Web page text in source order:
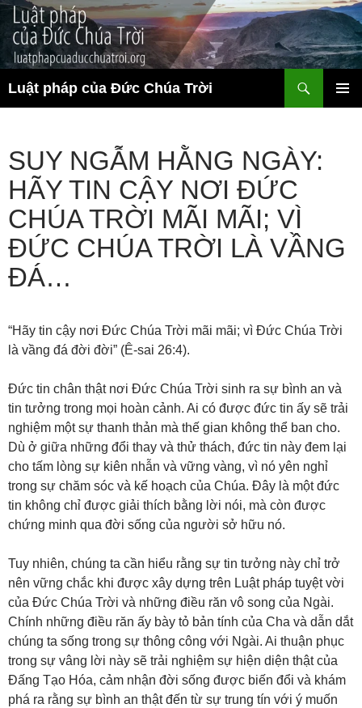
Chuyển
đến
nội
dung
Luật pháp của Đức Chúa Trời
kiếm
SUY NGẪM HẰNG NGÀY:
HÃY TIN CẬY NƠI ĐỨC
CHÚA TRỜI MÃI MÃI; VÌ
ĐỨC CHÚA TRỜI LÀ VẦNG
ĐÁ…
“Hãy tin cậy nơi Đức Chúa Trời mãi mãi; vì Đức Chúa Trời
là vầng đá đời đời” (Ê-sai 26:4).
Đức tin chân thật nơi Đức Chúa Trời sinh ra sự bình an và
tin tưởng trong mọi hoàn cảnh. Ai có được đức tin ấy sẽ trải
nghiệm một sự thanh thản mà thế gian không thể ban cho.
Dù ở giữa những đổi thay và thử thách, đức tin này đem lại
cho tấm lòng sự kiên nhẫn và vững vàng, vì nó yên nghỉ
trong sự chăm sóc và kế hoạch của Chúa. Đây là một đức
tin không chỉ được giải thích bằng lời nói, mà còn được
chứng minh qua đời sống của người sở hữu nó.
Tuy nhiên, chúng ta cần hiểu rằng sự tin tưởng này chỉ trở
nên vững chắc khi được xây dựng trên Luật pháp tuyệt vời
của Đức Chúa Trời và những điều răn vô song của Ngài.
Chính những điều răn ấy bày tỏ bản tính của Cha và dẫn dắt
chúng ta sống trong sự thông công với Ngài. Ai thuận phục
trong sự vâng lời này sẽ trải nghiệm sự hiện diện thật của
Đấng Tạo Hóa, cảm nhận đời sống được biến đổi và khám
phá ra rằng sự bình an thật đến từ sự trung tín với ý muốn